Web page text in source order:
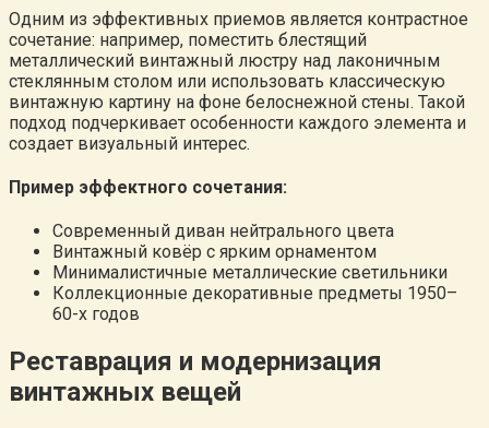
Одним из эффективных приемов является контрастное
сочетание: например, поместить блестящий
металлический винтажный люстру над лаконичным
стеклянным столом или использовать классическую
винтажную картину на фоне белоснежной стены. Такой
подход подчеркивает особенности каждого элемента и
создает визуальный интерес.
Пример эффектного сочетания:
Современный диван нейтрального цвета
Винтажный ковёр с ярким орнаментом
Минималистичные металлические светильники
Коллекционные декоративные предметы 1950–
60-х годов
Реставрация и модернизация
винтажных вещей